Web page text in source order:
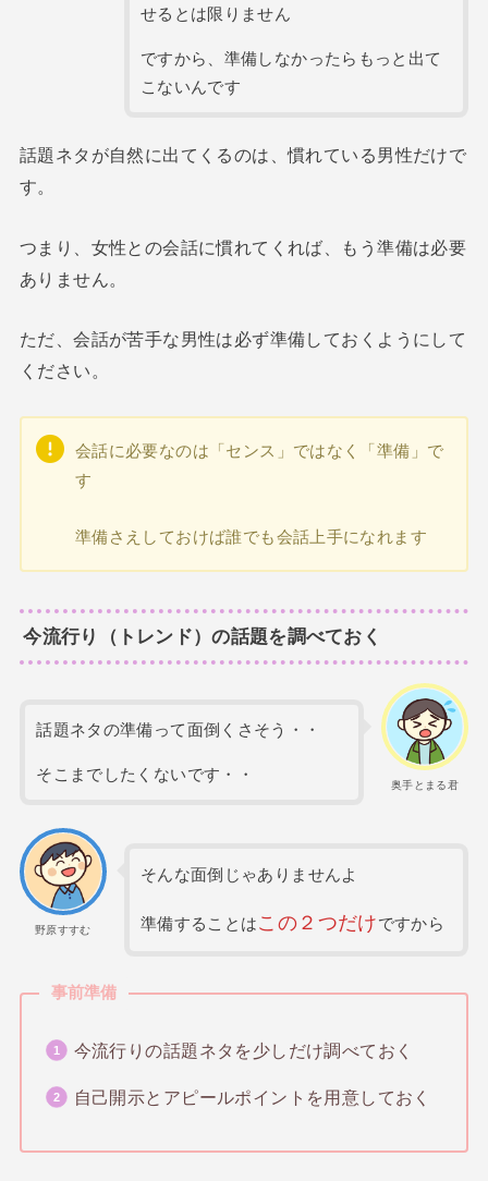
せるとは限りません
ですから、準備しなかったらもっと出て
こないんです
話題ネタが自然に出てくるのは、慣れている男性だけで
す。
つまり、女性との会話に慣れてくれば、もう準備は必要
ありません。
ただ、会話が苦手な男性は必ず準備しておくようにして
ください。
会話に必要なのは「センス」ではなく「準備」で
す
準備さえしておけば誰でも会話上手になれます
今流行り（トレンド）の話題を調べておく
奥手とまる君
話題ネタの準備って面倒くさそう・・
そこまでしたくないです・・
野原すすむ
そんな面倒じゃありませんよ
準備することはこの２つだけですから
事前準備
今流行りの話題ネタを少しだけ調べておく
自己開示とアピールポイントを用意しておく